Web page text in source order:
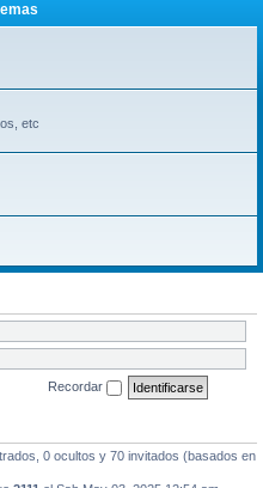
etc
Recordar
0 ocultos y 70 invitados (basados en